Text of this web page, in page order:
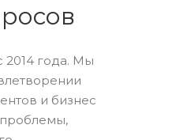
2014 года. Мы
и бизнес